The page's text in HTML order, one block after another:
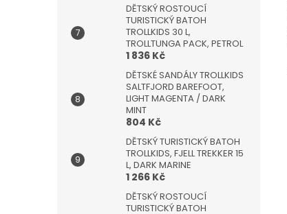
DĚTSKÝ ROSTOUCÍ
TURISTICKÝ BATOH
TROLLKIDS 30 L,
TROLLTUNGA PACK, PETROL
1 836 Kč
DĚTSKÉ SANDÁLY TROLLKIDS
SALTFJORD BAREFOOT,
LIGHT MAGENTA / DARK
MINT
804 Kč
DĚTSKÝ TURISTICKÝ BATOH
TROLLKIDS, FJELL TREKKER 15
L, DARK MARINE
1 266 Kč
DĚTSKÝ ROSTOUCÍ
TURISTICKÝ BATOH